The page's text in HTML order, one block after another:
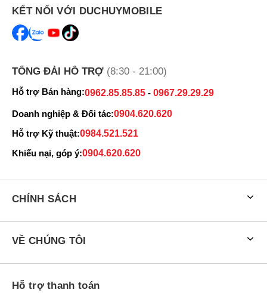
KẾT NỐI VỚI DUCHUYMOBILE
TỔNG ĐÀI HỖ TRỢ (8:30 - 21:00)
Hỗ trợ Bán hàng:0962.85.85.85 - 0967.29.29.29
Doanh nghiệp & Đối tác:0904.620.620
Hỗ trợ Kỹ thuật:0984.521.521
Khiếu nại, góp ý:0904.620.620
CHÍNH SÁCH
VỀ CHÚNG TÔI
Hỗ trợ thanh toán